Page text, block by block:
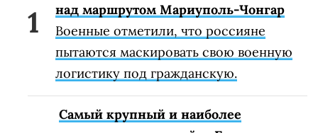
над маршрутом Мариуполь-Чонгар
Военные отметили, что россияне
пытаются маскировать свою военную
логистику под гражданскую.
Самый крупный и наиболее